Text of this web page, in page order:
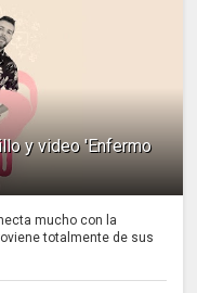
y video 'Enfermo
mucho con la
totalmente de sus